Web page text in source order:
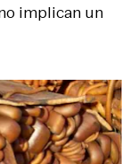
implican un